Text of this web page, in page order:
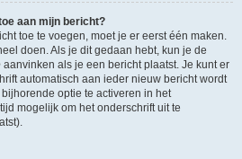
aan mijn bericht?
toe te voegen, moet je er eerst één maken.
doen. Als je dit gedaan hebt, kun je de
aanvinken als je een bericht plaatst. Je kunt er
automatisch aan ieder nieuw bericht wordt
optie te activeren in het
mogelijk om het onderschrift uit te